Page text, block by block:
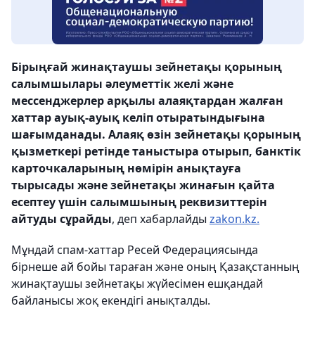
Бірыңғай жинақтаушы зейнетақы қорының
салымшылары әлеуметтік желі және
мессенджерлер арқылы алаяқтардан жалған
хаттар ауық-ауық келіп отыратындығына
шағымданады. Алаяқ өзін зейнетақы қорының
қызметкері ретінде таныстыра отырып, банктік
карточкаларының нөмірін анықтауға
тырысады және зейнетақы жинағын қайта
есептеу үшін салымшының реквизиттерін
айтуды сұрайды, деп хабарлайды zakon.kz.
Мұндай спам-хаттар Ресей Федерациясында
бірнеше ай бойы тараған және оның Қазақстанның
жинақтаушы зейнетақы жүйесімен ешқандай
байланысы жоқ екендігі анықталды.